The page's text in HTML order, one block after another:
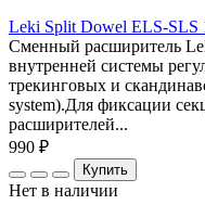
Leki Split Dowel ELS-SLS
Сменный расширитель
внутренней системы
трекинговых и
system).Для фиксации
расширителей...
990 ₽
Купить
Нет в наличии